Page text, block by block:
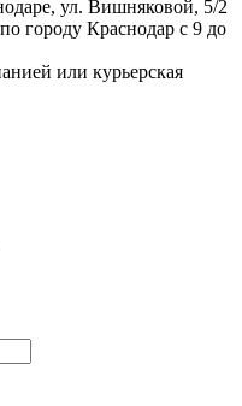
ул. Вишняковой, 5/2
городу Краснодар с 9 до
или курьерская